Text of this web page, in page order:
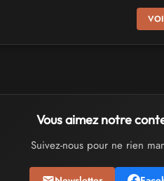
SALONS & CONVENTIONS GEEKS
Virtual Calais - salon du jeu
loisirs numériques 2026
SALONS & CONVENTIONS GEEKS
Trolls et Légendes 2027
du 26 au 28 mars 2027 - à Mons
CULTURE JAPONAISE ET OTAKU
Vous aimez notre
Suivez-nous pour ne rien